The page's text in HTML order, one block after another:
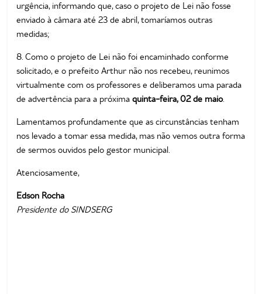
urgência, informando que, caso o projeto de Lei não fosse
enviado à câmara até 23 de abril, tomaríamos outras
medidas;
8. Como o projeto de Lei não foi encaminhado conforme
solicitado, e o prefeito Arthur não nos recebeu, reunimos
virtualmente com os professores e deliberamos uma parada
de advertência para a próximaquinta-feira, 02 de maio.
Lamentamos profundamente que as circunstâncias tenham
nos levado a tomar essa medida, mas não vemos outra forma
de sermos ouvidos pelo gestor municipal.
Atenciosamente,
Edson Rocha
Presidente do SINDSERG